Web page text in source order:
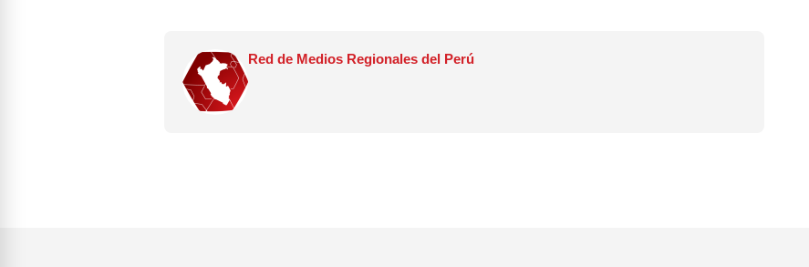
Red de Medios Regionales del Perú